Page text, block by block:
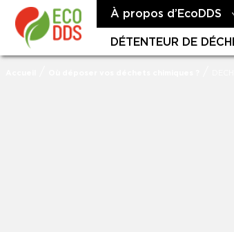
À propos d’EcoDDS
DÉTENTEUR DE